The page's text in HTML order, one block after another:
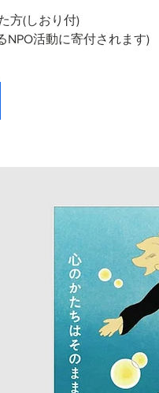
方(しおり付)
NPO活動に寄付されます)